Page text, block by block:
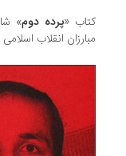
کتاب «پرده دوم»
مبارزان انقلاب